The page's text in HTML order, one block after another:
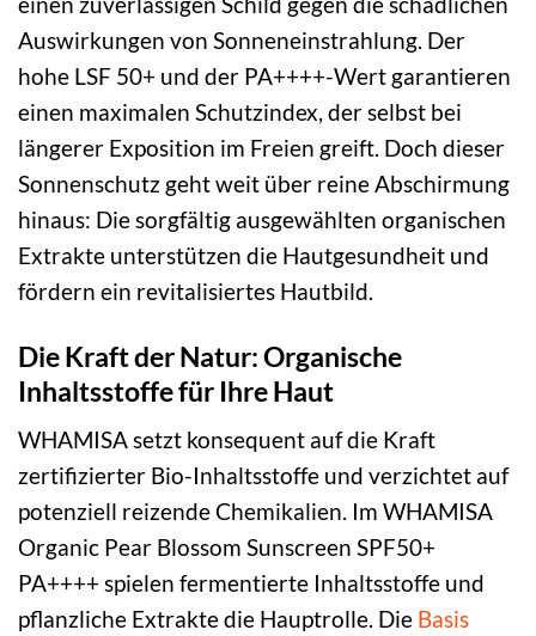
Auswirkungen von Sonneneinstrahlung. Der
hohe LSF 50+ und der PA++++-Wert garantieren
einen maximalen Schutzindex, der selbst bei
längerer Exposition im Freien greift. Doch dieser
Sonnenschutz geht weit über reine Abschirmung
hinaus: Die sorgfältig ausgewählten organischen
Extrakte unterstützen die Hautgesundheit und
fördern ein revitalisiertes Hautbild.
Die Kraft der Natur: Organische
Inhaltsstoffe für Ihre Haut
WHAMISA setzt konsequent auf die Kraft
zertifizierter Bio-Inhaltsstoffe und verzichtet auf
potenziell reizende Chemikalien. Im WHAMISA
Organic Pear Blossom Sunscreen SPF50+
PA++++ spielen fermentierte Inhaltsstoffe und
pflanzliche Extrakte die Hauptrolle. Die Basis